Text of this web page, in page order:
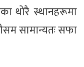
थोरै स्थानहरूमा
सामान्यतः सफा